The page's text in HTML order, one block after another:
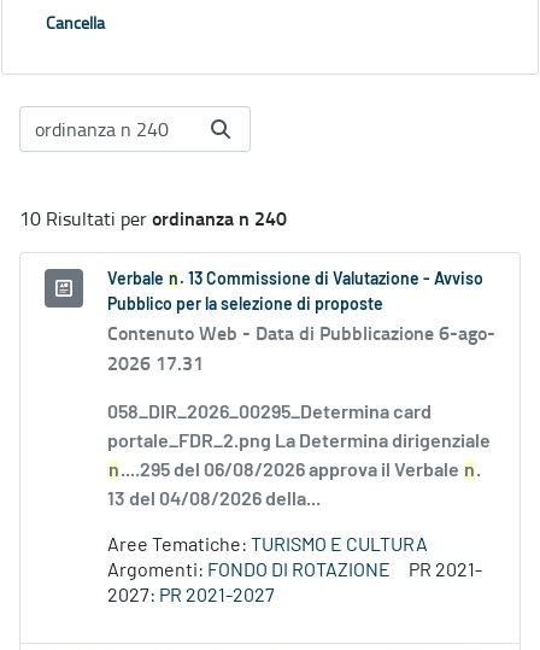
Cancella
10 Risultati perordinanza n 240
Verbale n . 13 Commissione di Valutazione - Avviso
Pubblico per la selezione di proposte
Contenuto Web - Data di Pubblicazione 6-ago-
2026 17.31
058_DIR_2026_00295_Determina card
portale_FDR_2.png La Determina dirigenziale
n....295 del 06/08/2026 approva il Verbale n.
13 del 04/08/2026 della...
Aree Tematiche: TURISMO E CULTURA
Argomenti: FONDO DI ROTAZIONE
PR 2021-
2027: PR 2021-2027